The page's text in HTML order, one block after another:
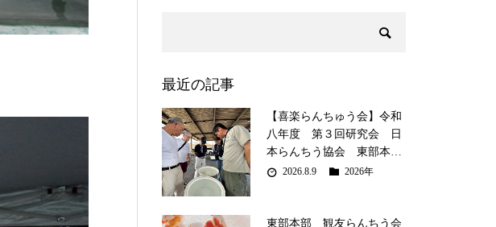
最近の記事
【喜楽らんちゅう会】令和
八年度 第３回研究会 日
本らんちう協会 東部本…
2026.8.9 2026年
東部本部 観友らんちう会